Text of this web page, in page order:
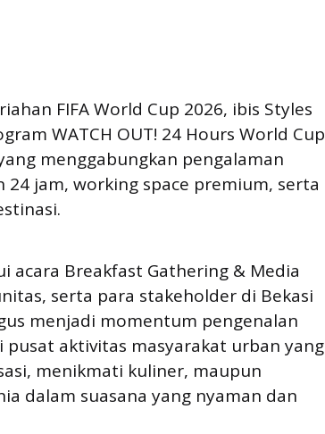
FIFA World Cup 2026, ibis Styles
WATCH OUT! 24 Hours World Cup
menggabungkan pengalaman
jam, working space premium, serta
acara Breakfast Gathering & Media
serta para stakeholder di Bekasi
menjadi momentum pengenalan
pusat aktivitas masyarakat urban yang
menikmati kuliner, maupun
dalam suasana yang nyaman dan